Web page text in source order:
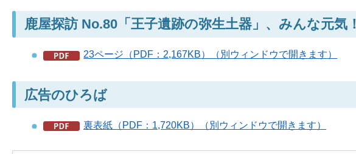
鹿屋探訪 No.80「王子遺跡の弥生土器」、みんな元気！
23ページ（PDF：2,167KB）（別ウィンドウで開きます）
広告のひろば
裏表紙（PDF：1,720KB）（別ウィンドウで開きます）